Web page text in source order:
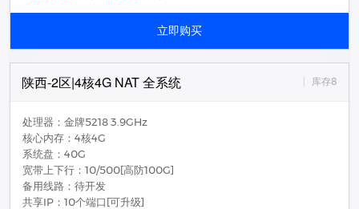
立即购买
陕西-2区|4核4G NAT 全系统 库存8
处理器：金牌5218 3.9GHz
核心内存：4核4G
系统盘：40G
宽带上下行：10/500[高防100G]
备用线路：待开发
共享IP：10个端口[可升级]